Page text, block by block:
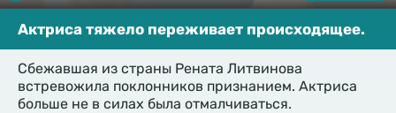
Актриса тяжело переживает происходящее.
Сбежавшая из страны Рената Литвинова
встревожила поклонников признанием. Актриса
больше не в силах была отмалчиваться.